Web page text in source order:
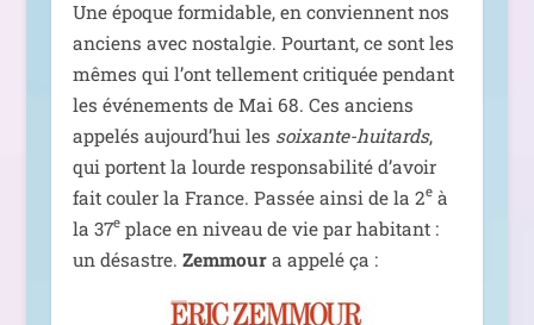
Une époque for­mi­dable, en conviennent nos
anciens avec nos­tal­gie. Pourtant, ce sont les
mêmes qui l’ont tel­le­ment cri­ti­quée pen­dant
les évé­ne­ments de Mai 68. Ces anciens
appe­lés aujourd’­hui les soixante-hui­tards,
qui portent la lourde res­pon­sa­bi­li­té d’a­voir
fait cou­ler la France. Passée ain­si de la 2eà
la 37eplace en niveau de vie par habi­tant :
un désastre. Zemmoura appe­lé ça :